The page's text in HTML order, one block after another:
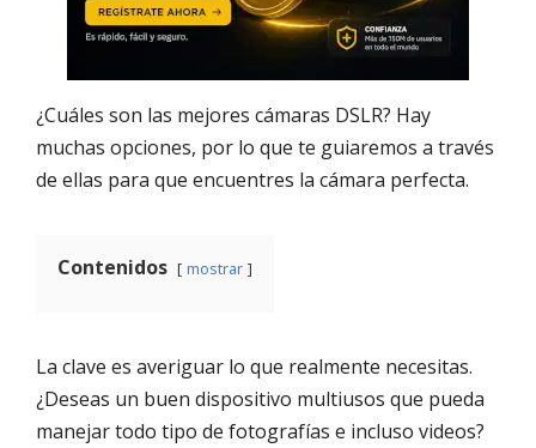
¿Cuáles son las mejores cámaras DSLR? Hay
muchas opciones, por lo que te guiaremos a través
de ellas para que encuentres la cámara perfecta.
Contenidos mostrar
La clave es averiguar lo que realmente necesitas.
¿Deseas un buen dispositivo multiusos que pueda
manejar todo tipo de fotografías e incluso videos?